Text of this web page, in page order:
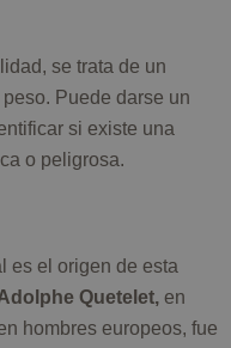
se trata de un
Puede darse un
si existe una
o peligrosa.
es el origen de esta
Quetelet, en
hombres europeos, fue